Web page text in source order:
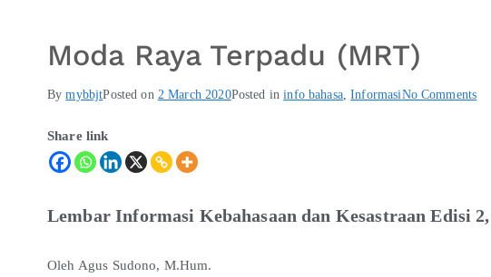
Moda Raya Terpadu (MRT)
BymybbjtPosted on 2 March 2020Posted ininfo bahasa,InformasiNo Comments
Share link
Lembar Informasi Kebahasaan dan Kesastraan Edisi
Oleh Agus Sudono, M.Hum.